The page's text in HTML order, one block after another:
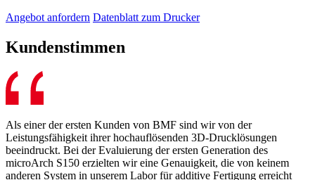
Angebot anfordern Datenblatt zum Drucker
Kundenstimmen
Als einer der ersten Kunden von BMF sind wir von der
Leistungsfähigkeit ihrer hochauflösenden 3D-Drucklösungen
beeindruckt. Bei der Evaluierung der ersten Generation des
microArch S150 erzielten wir eine Genauigkeit, die von keinem
anderen System in unserem Labor für additive Fertigung erreicht